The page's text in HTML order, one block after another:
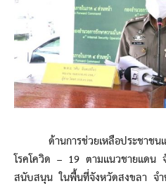
ด้านการช่วยเหลือประชาชนแล
โรคโควิด – 19 ตามแนวชายแดน
สนับสนุน ในพื้นที่จังหวัดสงขลา จ